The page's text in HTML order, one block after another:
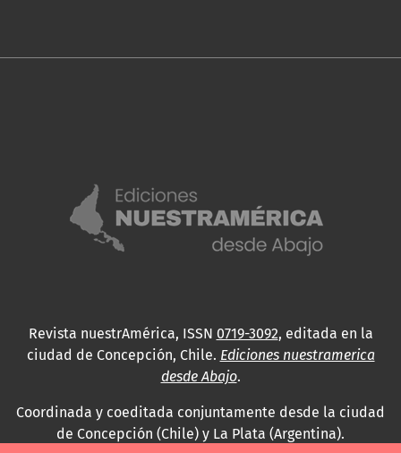
Revista nuestrAmérica, ISSN 0719-3092, editada en la
ciudad de Concepción, Chile. Ediciones nuestramerica
desde Abajo.
Coordinada y coeditada conjuntamente desde la ciudad
de Concepción (Chile) y La Plata (Argentina).